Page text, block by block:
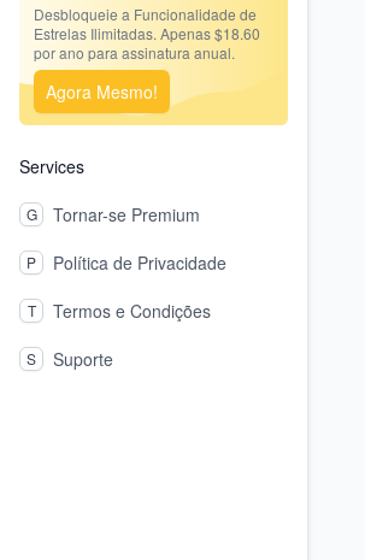
Desbloqueie a Funcionalidade de
Estrelas Ilimitadas. Apenas $18.60
por ano para assinatura anual.
Agora Mesmo!
Services
G Tornar-se Premium
P Política de Privacidade
T Termos e Condições
S Suporte